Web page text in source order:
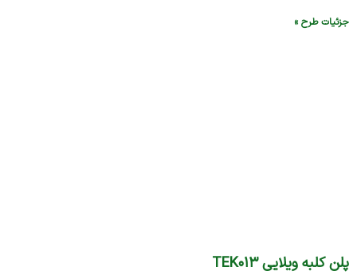
جزئیات طرح »
پلن کلبه ویلایی TEK۰۱۳